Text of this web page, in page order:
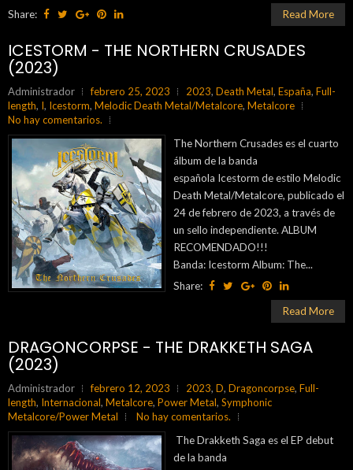
Share:
Read More
ICESTORM - THE NORTHERN CRUSADES
(2023)
Administrador febrero 25, 2023 2023, Death Metal, España, Full-
length, I, Icestorm, Melodic Death Metal/Metalcore, Metalcore
No hay comentarios.
The Northern Crusades es el cuarto
álbum de la banda
española Icestorm de estilo Melodic
Death Metal/Metalcore, publicado el
24 de febrero de 2023, a través de
un sello independiente. ALBUM
RECOMENDADO!!!
Banda: Icestorm Album: The...
Share:
Read More
DRAGONCORPSE - THE DRAKKETH SAGA
(2023)
Administrador febrero 12, 2023 2023, D, Dragoncorpse, Full-
length, Internacional, Metalcore, Power Metal, Symphonic
Metalcore/Power Metal
No hay comentarios.
The Drakketh Saga es el EP debut
de la banda